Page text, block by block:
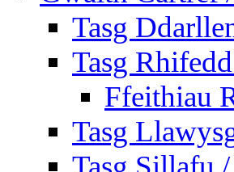
Tasg
Tasg
Ffeithiau
Tasg